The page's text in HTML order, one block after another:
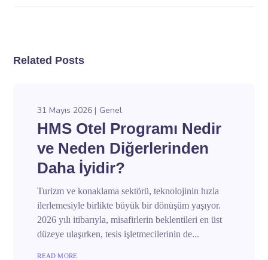
Related Posts
31 Mayıs 2026 Genel
HMS Otel Programı Nedir
ve Neden Diğerlerinden
Daha İyidir?
Turizm ve konaklama sektörü, teknolojinin hızla
ilerlemesiyle birlikte büyük bir dönüşüm yaşıyor.
2026 yılı itibarıyla, misafirlerin beklentileri en üst
düzeye ulaşırken, tesis işletmecilerinin de...
READ MORE